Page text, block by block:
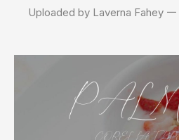
Uploaded by Laverna Fahey 𑁋